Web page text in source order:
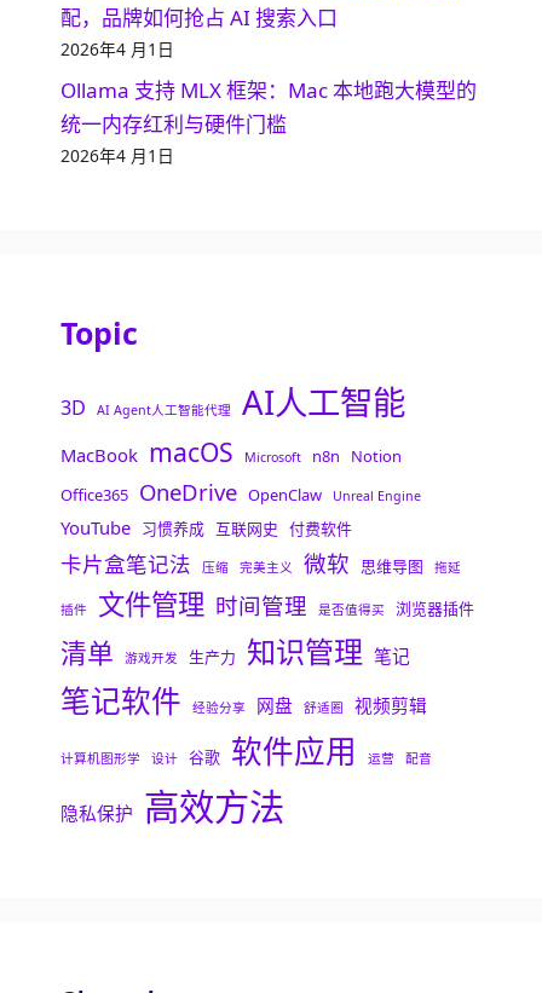
配，品牌如何抢占 AI 搜索入口
2026年4 月1日
Ollama 支持 MLX 框架：Mac 本地跑大模型的
统一内存红利与硬件门槛
2026年4 月1日
Topic
3D AI Agent人工智能代理 AI人工智能
MacBook macOS Microsoft n8n
Notion
Office365 OneDrive OpenClaw Unreal Engine
YouTube 习惯养成 互联网史 付费软件
卡片盒笔记法 压缩 完美主义 微软 思维导图 拖延
插件 文件管理 时间管理 是否值得买 浏览器插件
清单 游戏开发 生产力 知识管理 笔记
笔记软件 经验分享 网盘 舒适圈 视频剪辑
计算机图形学 设计 谷歌 软件应用 运营 配音
隐私保护 高效方法